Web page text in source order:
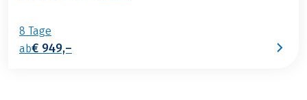
8 Tage
ab€ 949,–